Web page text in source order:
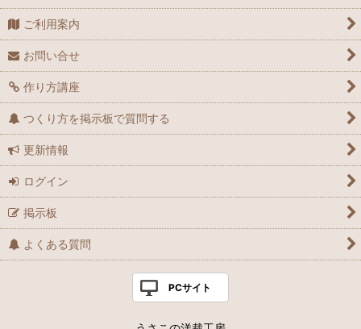
ご利用案内
お問い合せ
作り方講座
つくり方を掲示板で質問する
更新情報
ログイン
掲示板
よくある質問
PCサイト